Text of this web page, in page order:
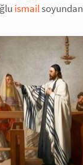
ismail